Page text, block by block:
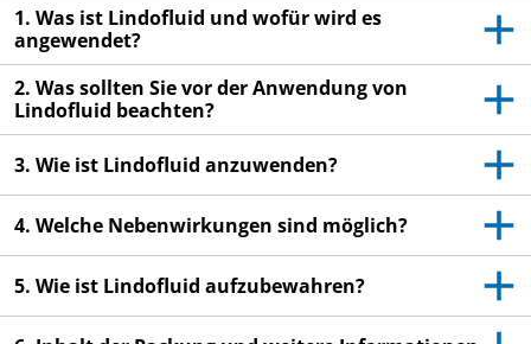
Heben Sie die Packungsbeilage auf. Vielleicht
möchten Sie diese später nochmals lesen.
Fragen Sie Ihren Apotheker, wenn Sie weitere
Informationen oder einen Rat benötigen.
Wenn Sie Nebenwirkungen bemerken, wenden Sie
sich an Ihren Arzt oder Apotheker. Dies gilt auch
für Nebenwirkungen, die nicht in dieser
Packungsbeilage angegeben sind. Siehe Abschnitt
Wenn Sie sich nach 7–10 Tagen nicht besser oder
1. Was ist Lindofluid und wofür wird es
angewendet?
2. Was sollten Sie vor der Anwendung von
Lindofluid beachten?
3. Wie ist Lindofluid anzuwenden?
4. Welche Nebenwirkungen sind möglich?
5. Wie ist Lindofluid aufzubewahren?